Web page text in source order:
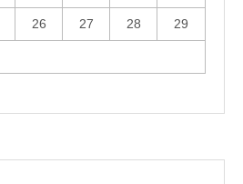
26 27 28 29